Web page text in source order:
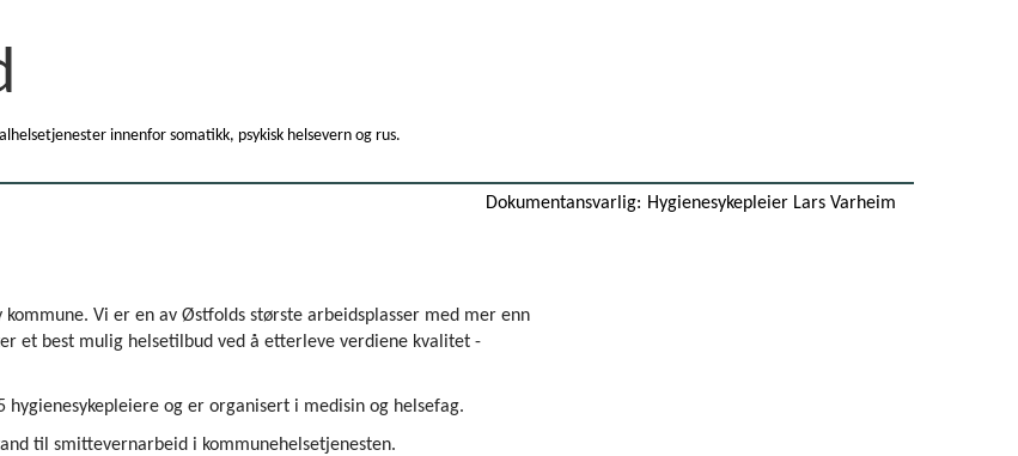
innenfor somatikk, psykisk helsevern og rus.
Dokumentansvarlig: Hygienesykepleier Lars Varheim
Vi er en av Østfolds største arbeidsplasser med mer enn
et best mulig helsetilbud ved å etterleve verdiene kvalitet -
og er organisert i medisin og helsefag.
til smittevernarbeid i kommunehelsetjenesten.